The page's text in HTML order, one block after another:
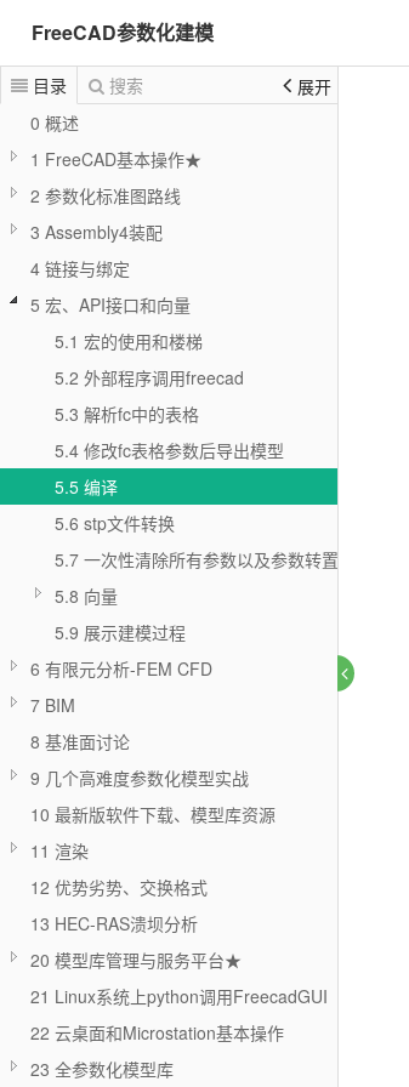
FreeCAD参数化建模
目录 搜索
展开
0 概述
1 FreeCAD基本操作★
2 参数化标准图路线
3 Assembly4装配
4 链接与绑定
5 宏、API接口和向量
5.1 宏的使用和楼梯
5.2 外部程序调用freecad
5.3 解析fc中的表格
5.4 修改fc表格参数后导出模型
5.5 编译
5.6 stp文件转换
5.7 一次性清除所有参数以及参数转置
5.8 向量
5.9 展示建模过程
6 有限元分析-FEM CFD
7 BIM
8 基准面讨论
9 几个高难度参数化模型实战
10 最新版软件下载、模型库资源
11 渲染
12 优势劣势、交换格式
13 HEC-RAS溃坝分析
20 模型库管理与服务平台★
21 Linux系统上python调用FreecadGUI
22 云桌面和Microstation基本操作
23 全参数化模型库